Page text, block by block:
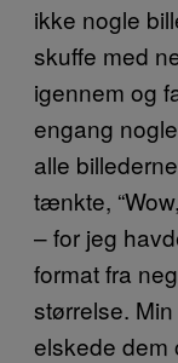
ikke nogle
skuffe med
igennem og
engang
alle
tænkte,
– for jeg
format fra
størrelse.
elskede dem